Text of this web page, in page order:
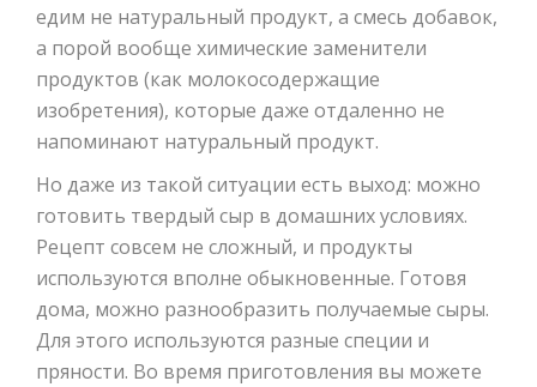
едим не натуральный продукт, а смесь добавок,
а порой вообще химические заменители
продуктов (как молокосодержащие
изобретения), которые даже отдаленно не
напоминают натуральный продукт.
Но даже из такой ситуации есть выход: можно
готовить твердый сыр в домашних условиях.
Рецепт совсем не сложный, и продукты
используются вполне обыкновенные. Готовя
дома, можно разнообразить получаемые сыры.
Для этого используются разные специи и
пряности. Во время приготовления вы можете